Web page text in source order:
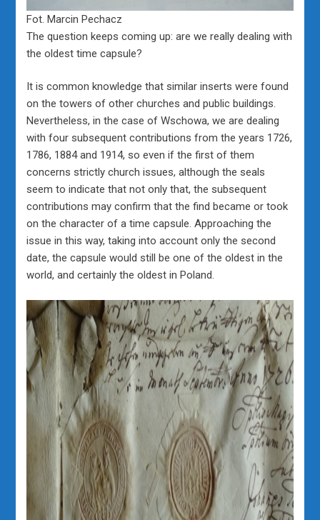
Fot. Marcin Pechacz
The question keeps coming up: are we really dealing with
the oldest time capsule?
It is common knowledge that similar inserts were found
on the towers of other churches and public buildings.
Nevertheless, in the case of Wschowa, we are dealing
with four subsequent contributions from the years 1726,
1786, 1884 and 1914, so even if the first of them
concerns strictly church issues, although the seals
seem to indicate that not only that, the subsequent
contributions may confirm that the find became or took
on the character of a time capsule. Approaching the
issue in this way, taking into account only the second
date, the capsule would still be one of the oldest in the
world, and certainly the oldest in Poland.